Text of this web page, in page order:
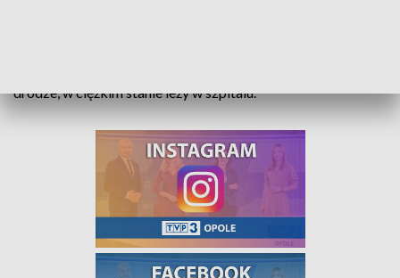
drodze, w ciężkim stanie leży w szpitalu.